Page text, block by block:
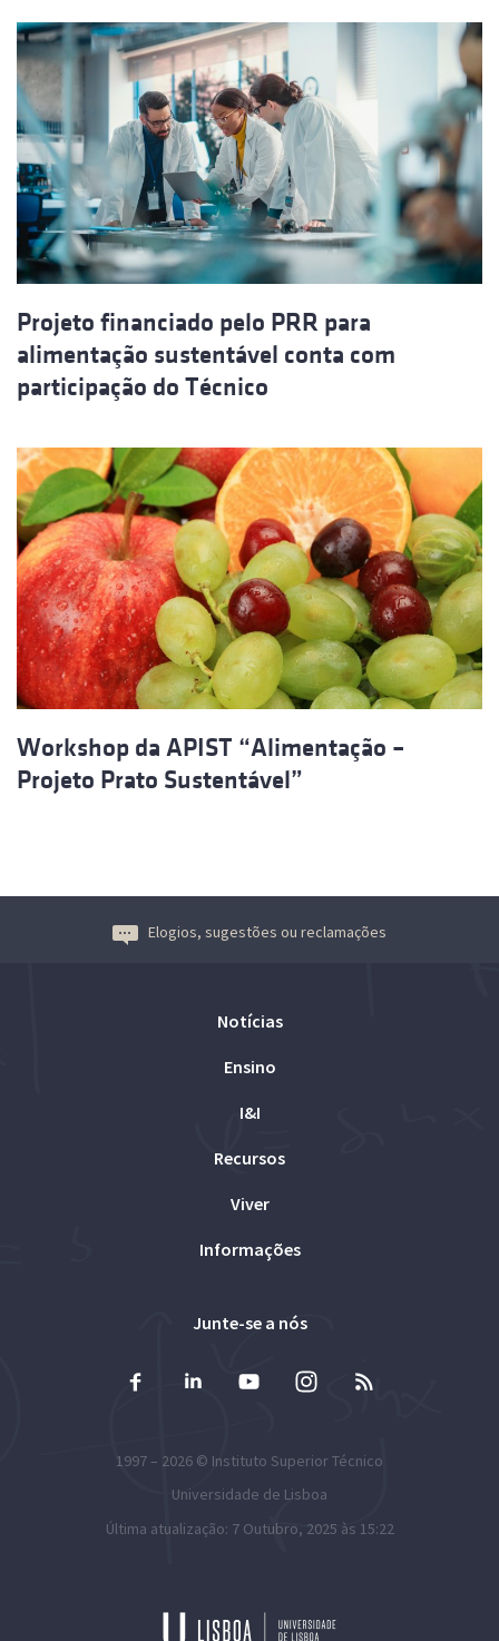
Projeto financiado pelo PRR para
alimentação sustentável conta com
participação do Técnico
Workshop da APIST “Alimentação –
Projeto Prato Sustentável”
Elogios, sugestões ou reclamações
Notícias
Ensino
I&I
Recursos
Viver
Informações
Junte-se a nós
1997 – 2026 © Instituto Superior Técnico
Universidade de Lisboa
Última atualização: 7 Outubro, 2025 às 15:22